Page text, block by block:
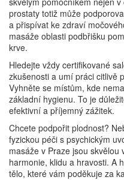
prostaty totiž může
a přispívat ke zdraví
masáže oblasti podbřišku
krve.
Hledejte vždy certifikované
zkušenosti a umí práci citlivě
Vyhněte se místům, kde
základní hygienu. To je
efektivní a příjemný zážitek.
Chcete podpořit plodnost?
fyzickou péči s psychickým
masáže v Praze jsou
harmonie, klidu a hravosti. A
tělo, které vám poděkuje za